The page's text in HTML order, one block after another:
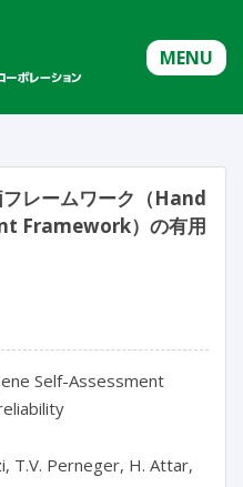
MENU
レームワーク（Hand
Framework）の有用
Self-Assessment
T.V. Perneger, H. Attar,